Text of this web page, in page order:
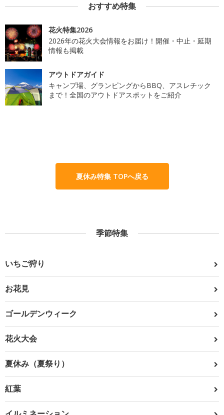
おすすめ特集
花火特集2026
2026年の花火大会情報をお届け！開催・中止・延期
情報も掲載
アウトドアガイド
キャンプ場、グランピングからBBQ、アスレチック
まで！全国のアウトドアスポットをご紹介
夏休み特集 TOPへ戻る
季節特集
いちご狩り
お花見
ゴールデンウィーク
花火大会
夏休み（夏祭り）
紅葉